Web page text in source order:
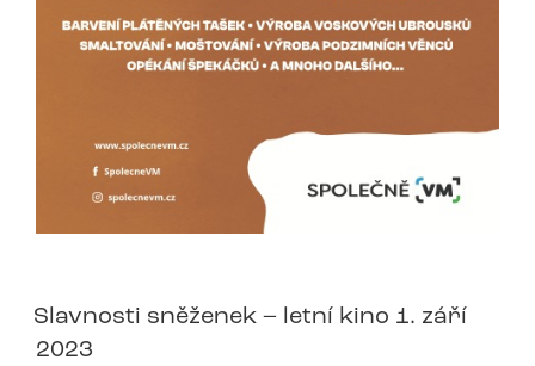
Slavnosti sněženek – letní kino 1. září
2023